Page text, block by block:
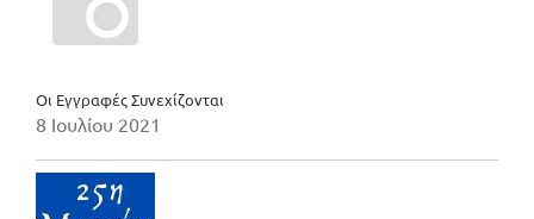
Οι Εγγραφές Συνεχίζονται
8 Ιουλίου 2021